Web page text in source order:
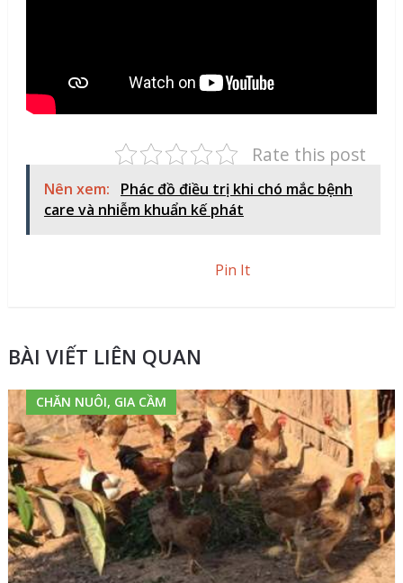
Rate this post
Nên xem:
Phác đồ điều trị khi chó mắc bệnh
care và nhiễm khuẩn kế phát
Pin It
BÀI VIẾT LIÊN QUAN
CHĂN NUÔI, GIA CẦM